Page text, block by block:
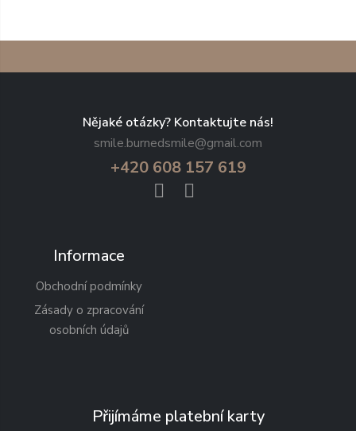
Nějaké otázky? Kontaktujte nás!
smile.burnedsmile@gmail.com
+420 608 157 619
Informace
Obchodní podmínky
Zásady o zpracování
osobních údajů
Přijímáme platební karty